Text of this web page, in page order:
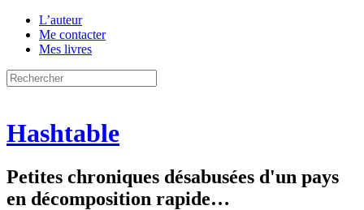
L’auteur
Me contacter
Mes livres
Hashtable
Petites chroniques désabusées d'un pays
en décomposition rapide…